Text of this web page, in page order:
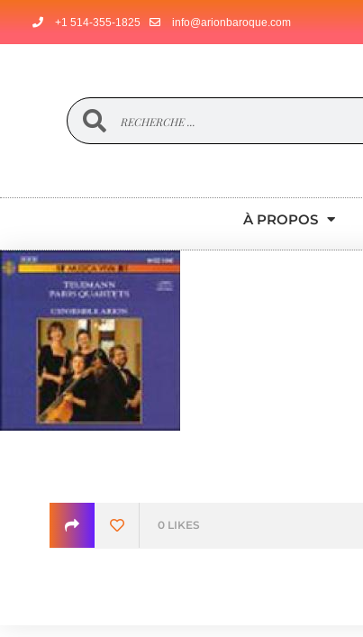
+1 514-355-1825 info@arionbaroque.com
À PROPOS
0 LIKES